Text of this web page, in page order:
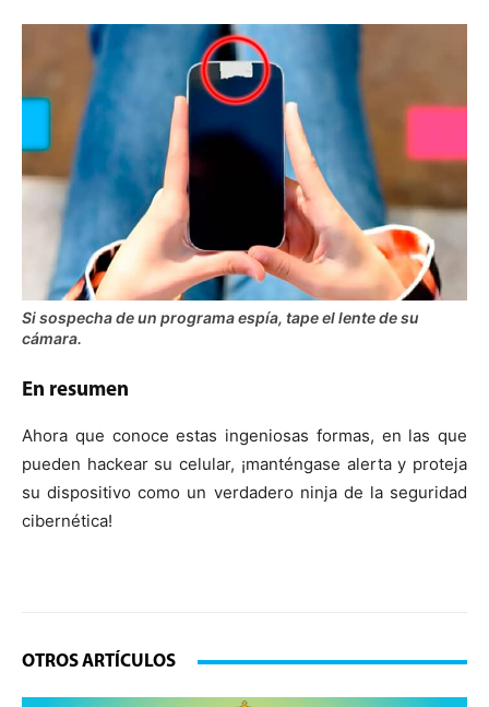
Si sospecha de un programa espía, tape el lente de su
cámara.
En resumen
Ahora que conoce estas ingeniosas formas, en las que
pueden hackear su celular, ¡manténgase alerta y proteja
su dispositivo como un verdadero ninja de la seguridad
cibernética!
OTROS ARTÍCULOS